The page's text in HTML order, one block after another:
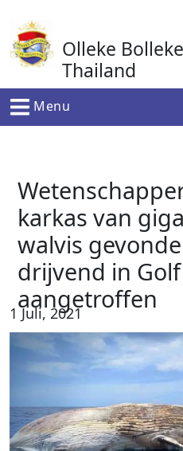
naar
de
inhoud
Olleke
Thailand
In Thailand
Menu
karkas van
walvis
drijvend in
aangetroffen
1 Juli, 2021